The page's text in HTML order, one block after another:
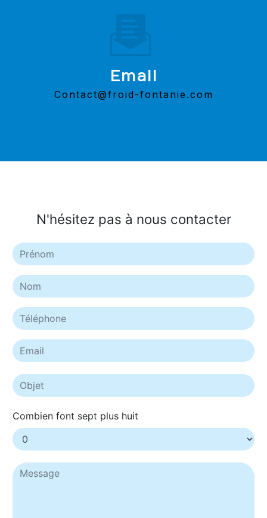
Email
contact@froid-fontanie.com
N'hésitez pas à nous contacter
Combien font sept plus huit